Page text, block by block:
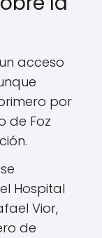
acceso
por
de Foz
Hospital
Vior,
de